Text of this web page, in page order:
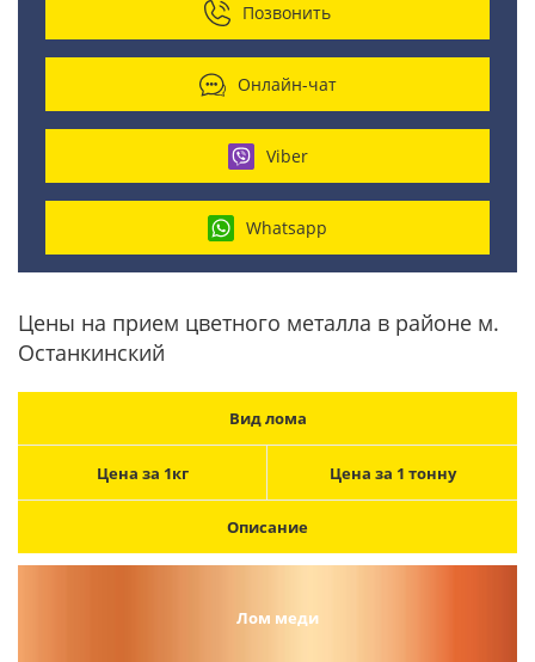
Позвонить
Онлайн-чат
Viber
Whatsapp
Цены на прием цветного металла в районе м.
Останкинский
Вид лома
Цена за 1кг Цена за 1 тонну
Описание
Лом меди